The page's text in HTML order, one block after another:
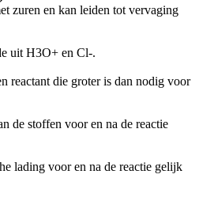
zuren en kan leiden tot vervaging
uit H3O+ en Cl-.
reactant die groter is dan nodig voor
de stoffen voor en na de reactie
lading voor en na de reactie gelijk